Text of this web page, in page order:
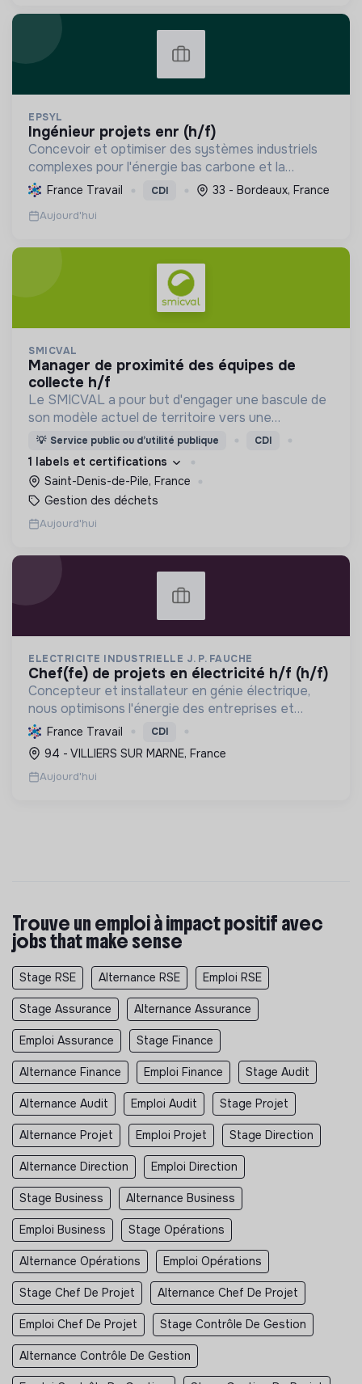
EPSYL
ingénieur projets enr (h/f)
Concevoir et optimiser des systèmes industriels
complexes pour l'énergie bas carbone et la
mobilité durable, en s'appuyant sur l'innovation et
une démarche RSE.
France Travail CDI 33 - Bordeaux, France
Aujourd'hui
SMICVAL
manager de proximité des équipes de
collecte h/f
Le SMICVAL a pour but d'engager une bascule de
son modèle actuel de territoire vers une
dynamique positive Zero Waste.
💡 Service public ou d’utilité publique CDI
1 labels et certifications
Saint-Denis-de-Pile, France
Gestion des déchets
Aujourd'hui
ELECTRICITE INDUSTRIELLE J. P. FAUCHE
chef(fe) de projets en électricité h/f (h/f)
Concepteur et installateur en génie électrique,
nous optimisons l'énergie des entreprises et
collectivités. Engagés dans la transition
écologique avec le Label RGE, nous offrons des
solutions innovant...
France Travail CDI
94 - VILLIERS SUR MARNE, France
Aujourd'hui
Trouve un emploi à impact positif avec
jobs that make sense
Stage RSE Alternance RSE Emploi RSE
Stage Assurance Alternance Assurance
Emploi Assurance Stage Finance
Alternance Finance Emploi Finance Stage Audit
Alternance Audit Emploi Audit Stage Projet
Alternance Projet Emploi Projet Stage Direction
Alternance Direction Emploi Direction
Stage Business Alternance Business
Emploi Business Stage Opérations
Alternance Opérations Emploi Opérations
Stage Chef De Projet Alternance Chef De Projet
Emploi Chef De Projet Stage Contrôle De Gestion
Alternance Contrôle De Gestion